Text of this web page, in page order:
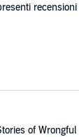
recensioni
of Wrongful